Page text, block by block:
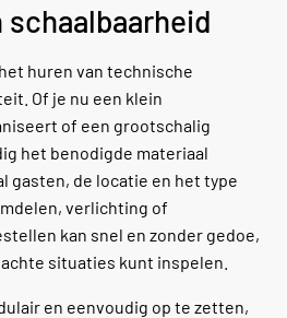
huren van technische
Of je nu een klein
of een grootschalig
het benodigde materiaal
gasten, de locatie en het type
verlichting of
kan snel en zonder gedoe,
situaties kunt inspelen.
en eenvoudig op te zetten,